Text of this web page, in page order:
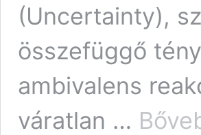
(Uncertainty),
összefüggő
ambivalens
váratlan …